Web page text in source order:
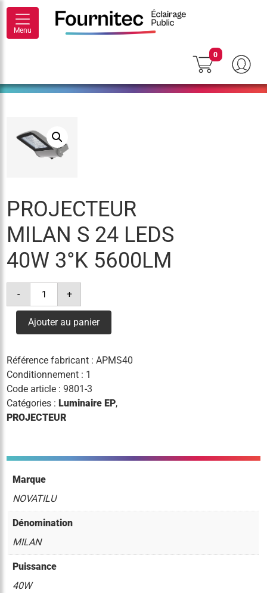
Menu
0
PROJECTEUR
MILAN S 24 LEDS
40W 3°K 5600LM
-
quantité
projecteur
s
24
3°k
5600lm
+
Ajouter au panier
Référence fabricant :APMS40
Conditionnement : 1
Code article :9801-3
Catégories :Luminaire EP,
PROJECTEUR
Marque
NOVATILU
Dénomination
MILAN
Puissance
40W